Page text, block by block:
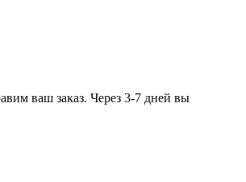
ваш заказ. Через 3-7 дней вы